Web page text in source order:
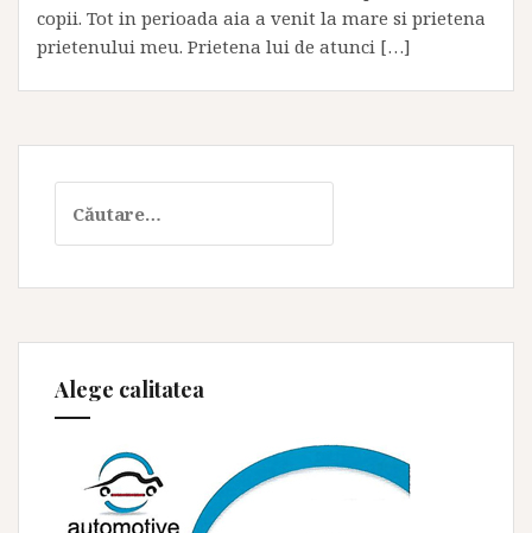
copii. Tot in perioada aia a venit la mare si prietena
prietenului meu. Prietena lui de atunci […]
după:
Alege calitatea